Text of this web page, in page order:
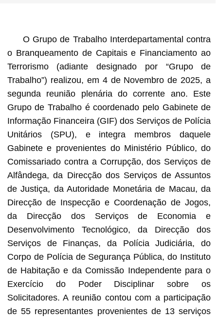
O Grupo de Trabalho Interdepartamental contra
o Branqueamento de Capitais e Financiamento ao
Terrorismo (adiante designado por “Grupo de
Trabalho”) realizou, em 4 de Novembro de 2025, a
segunda reunião plenária do corrente ano. Este
Grupo de Trabalho é coordenado pelo Gabinete de
Informação Financeira (GIF) dos Serviços de Polícia
Unitários (SPU), e integra membros daquele
Gabinete e provenientes do Ministério Público, do
Comissariado contra a Corrupção, dos Serviços de
Alfândega, da Direcção dos Serviços de Assuntos
de Justiça, da Autoridade Monetária de Macau, da
Direcção de Inspecção e Coordenação de Jogos,
da Direcção dos Serviços de Economia e
Desenvolvimento Tecnológico, da Direcção dos
Serviços de Finanças, da Polícia Judiciária, do
Corpo de Polícia de Segurança Pública, do Instituto
de Habitação e da Comissão Independente para o
Exercício do Poder Disciplinar sobre os
Solicitadores. A reunião contou com a participação
de 55 representantes provenientes de 13 serviços